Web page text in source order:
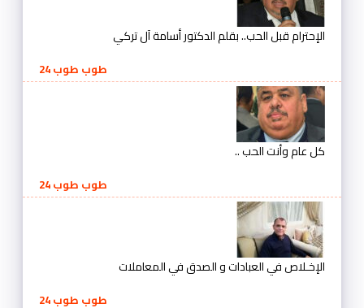
الإحترام قبل الحب.. بقلم الدكتور أسامة آل تركي
طوب طوب 24
كل عام وأنت الحب ..
طوب طوب 24
الإخـلاص في العبادات و الصدق في المعاملات
طوب طوب 24